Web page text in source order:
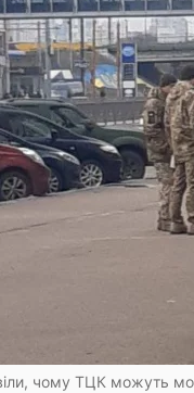
чому ТЦК можуть